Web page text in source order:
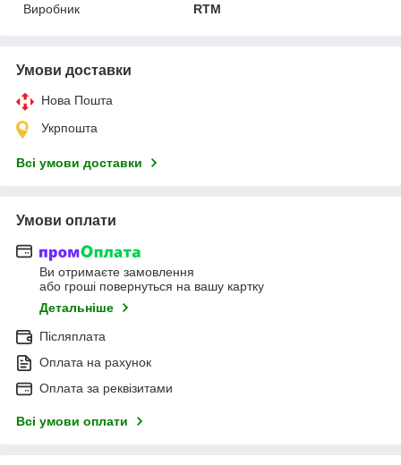
Виробник
RTM
Умови доставки
Нова Пошта
Укрпошта
Всі умови доставки
Умови оплати
Ви отримаєте замовлення
або гроші повернуться на вашу картку
Детальніше
Післяплата
Оплата на рахунок
Оплата за реквізитами
Всі умови оплати